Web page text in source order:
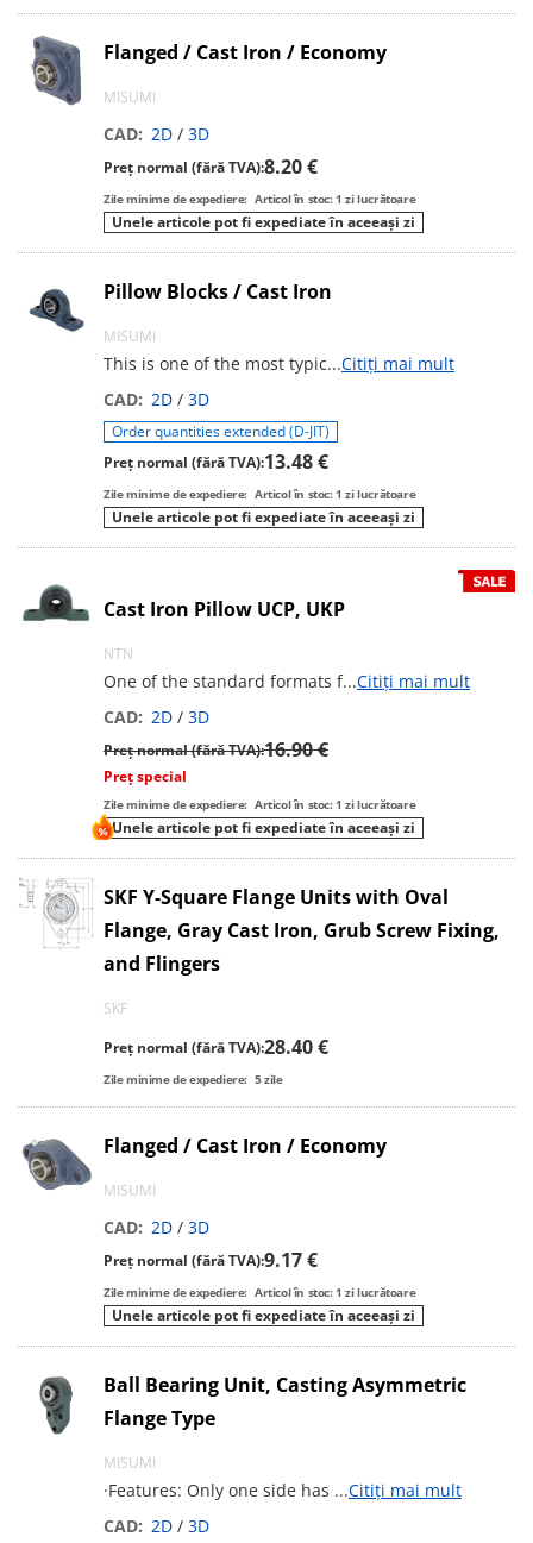
Flanged / Cast Iron / Economy
MISUMI
CAD: 2D / 3D
Preț normal (fără TVA):8.20 €
Zile minime de expediere: Articol în stoc: 1 zi lucrătoare
Unele articole pot fi expediate în aceeași zi
Pillow Blocks / Cast Iron
MISUMI
This is one of the most typic...Citiți mai mult
CAD: 2D / 3D
Order quantities extended (D-JIT)
Preț normal (fără TVA):13.48 €
Zile minime de expediere: Articol în stoc: 1 zi lucrătoare
Unele articole pot fi expediate în aceeași zi
Cast Iron Pillow UCP, UKP
NTN
One of the standard formats f...Citiți mai mult
CAD: 2D / 3D
Preț normal (fără TVA):16.90 €
Preț special
Zile minime de expediere: Articol în stoc: 1 zi lucrătoare
Unele articole pot fi expediate în aceeași zi
SKF Y-Square Flange Units with Oval
Flange, Gray Cast Iron, Grub Screw Fixing,
and Flingers
SKF
Preț normal (fără TVA):28.40 €
Zile minime de expediere: 5zile
Flanged / Cast Iron / Economy
MISUMI
CAD: 2D / 3D
Preț normal (fără TVA):9.17 €
Zile minime de expediere: Articol în stoc: 1 zi lucrătoare
Unele articole pot fi expediate în aceeași zi
Ball Bearing Unit, Casting Asymmetric
Flange Type
MISUMI
·Features: Only one side has ...Citiți mai mult
CAD: 2D / 3D